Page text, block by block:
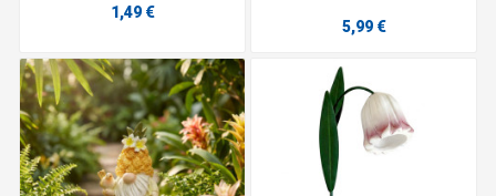
1,49 €
5,99 €